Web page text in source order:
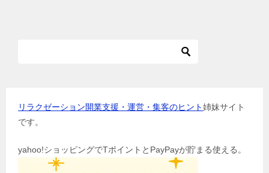
リラクゼーション開業支援・運営・集客のヒント姉妹サイト
です。
yahoo!ショッピングでTポイントとPayPayが貯まる使える。